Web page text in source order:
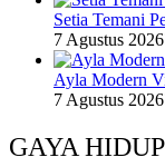
Setia Temani
7 Agustus 2026
Ayla Modern
7 Agustus 2026
GAYA HIDUP